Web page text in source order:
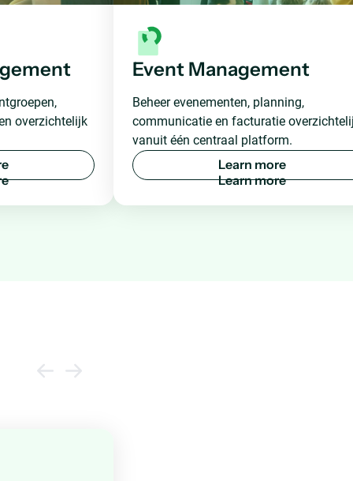
overzichtelijk
e
Event Management
Beheer evenementen, planning,
communicatie en facturatie
vanuit één centraal platform.
Learn more